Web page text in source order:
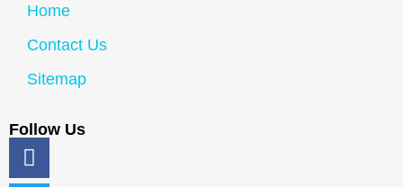
Home
Contact Us
Sitemap
Follow Us